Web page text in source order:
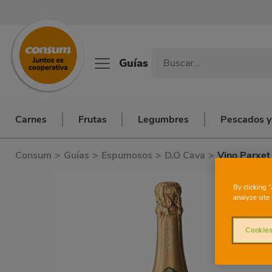
Guías
Carnes Frutas Legumbres Pescados
Consum > Guías > Espumosos > D.O Cava > Vino Parxet
By clicking
analyze site